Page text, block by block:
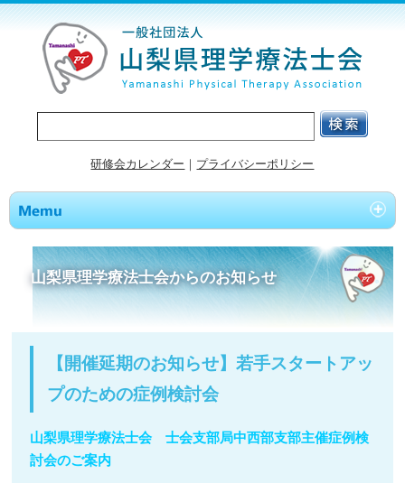
研修会カレンダー ｜ プライバシーポリシー
山梨県理学療法士会からのお知らせ
【開催延期のお知らせ】若手スタートアッ
プのための症例検討会
山梨県理学療法士会 士会支部局中西部支部主催症例検
討会のご案内